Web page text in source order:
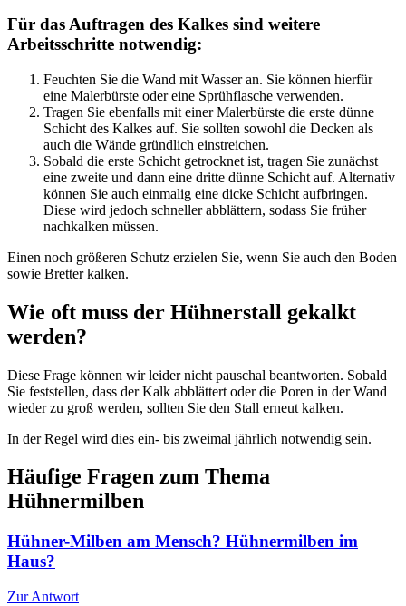
Für das Auftragen des Kalkes sind weitere
Arbeitsschritte notwendig:
Feuchten Sie die Wand mit Wasser an. Sie können hierfür
eine Malerbürste oder eine Sprühflasche verwenden.
Tragen Sie ebenfalls mit einer Malerbürste die erste dünne
Schicht des Kalkes auf. Sie sollten sowohl die Decken als
auch die Wände gründlich einstreichen.
Sobald die erste Schicht getrocknet ist, tragen Sie zunächst
eine zweite und dann eine dritte dünne Schicht auf. Alternativ
können Sie auch einmalig eine dicke Schicht aufbringen.
Diese wird jedoch schneller abblättern, sodass Sie früher
nachkalken müssen.
Einen noch größeren Schutz erzielen Sie, wenn Sie auch den Boden
sowie Bretter kalken.
Wie oft muss der Hühnerstall gekalkt
werden?
Diese Frage können wir leider nicht pauschal beantworten. Sobald
Sie feststellen, dass der Kalk abblättert oder die Poren in der Wand
wieder zu groß werden, sollten Sie den Stall erneut kalken.
In der Regel wird dies ein- bis zweimal jährlich notwendig sein.
Häufige Fragen zum Thema
Hühnermilben
Hühner-Milben am Mensch? Hühnermilben im
Haus?
Zur Antwort